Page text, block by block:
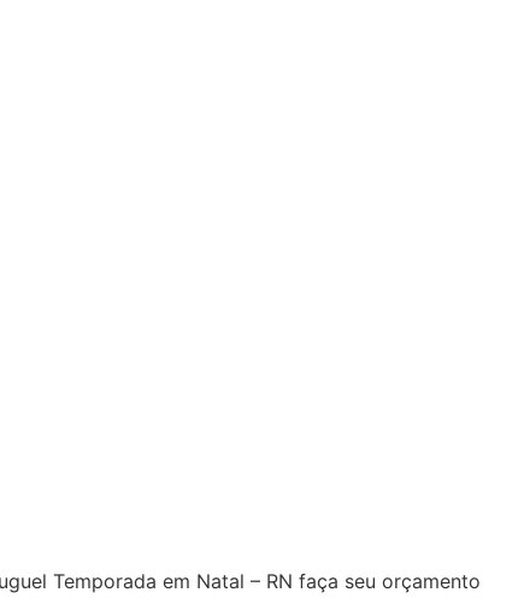
Temporada em Natal – RN faça seu orçamento